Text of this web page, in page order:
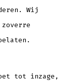
Wij
tot inzage,